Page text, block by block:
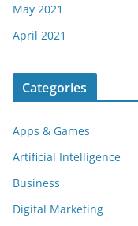
May 2021
April 2021
Categories
Apps & Games
Artificial Intelligence
Business
Digital Marketing